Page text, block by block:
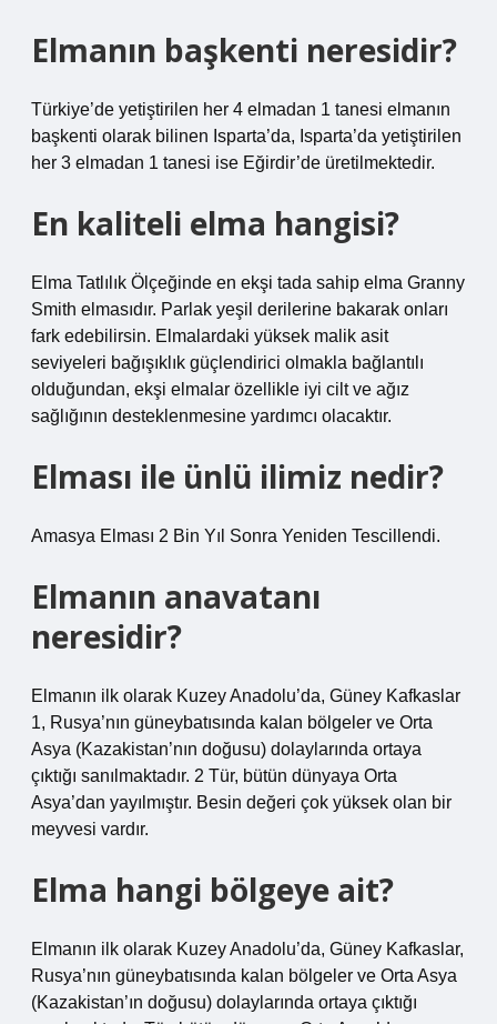
Elmanın başkenti neresidir?
Türkiye’de yetiştirilen her 4 elmadan 1 tanesi elmanın
başkenti olarak bilinen Isparta’da, Isparta’da yetiştirilen
her 3 elmadan 1 tanesi ise Eğirdir’de üretilmektedir.
En kaliteli elma hangisi?
Elma Tatlılık Ölçeğinde en ekşi tada sahip elma Granny
Smith elmasıdır. Parlak yeşil derilerine bakarak onları
fark edebilirsin. Elmalardaki yüksek malik asit
seviyeleri bağışıklık güçlendirici olmakla bağlantılı
olduğundan, ekşi elmalar özellikle iyi cilt ve ağız
sağlığının desteklenmesine yardımcı olacaktır.
Elması ile ünlü ilimiz nedir?
Amasya Elması 2 Bin Yıl Sonra Yeniden Tescillendi.
Elmanın anavatanı
neresidir?
Elmanın ilk olarak Kuzey Anadolu’da, Güney Kafkaslar
1, Rusya’nın güneybatısında kalan bölgeler ve Orta
Asya (Kazakistan’nın doğusu) dolaylarında ortaya
çıktığı sanılmaktadır. 2 Tür, bütün dünyaya Orta
Asya’dan yayılmıştır. Besin değeri çok yüksek olan bir
meyvesi vardır.
Elma hangi bölgeye ait?
Elmanın ilk olarak Kuzey Anadolu’da, Güney Kafkaslar,
Rusya’nın güneybatısında kalan bölgeler ve Orta Asya
(Kazakistan’ın doğusu) dolaylarında ortaya çıktığı